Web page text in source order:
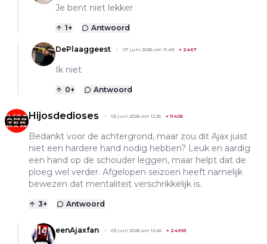
Je bent niet lekker
1+ Antwoord
DePlaaggeest 07 juni 2026 om 11:49 + 2467
Ik niet
0+ Antwoord
Hijosdedioses 03 juni 2026 om 12:25 +11405
Bedankt voor de achtergrond, maar zou dit Ajax juist
niet een hardere hand nodig hebben? Leuk en aardig
een hand op de schouder leggen, maar helpt dat de
ploeg wel verder. Afgelopen seizoen heeft namelijk
bewezen dat mentaliteit verschrikkelijk is.
3+ Antwoord
eenAjaxfan 03 juni 2026 om 12:45 + 24993